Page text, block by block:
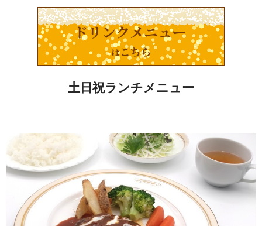
土日祝ランチメニュー